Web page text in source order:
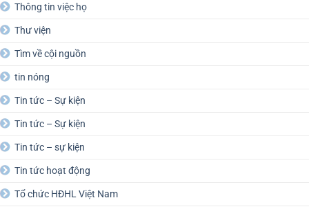
Thông tin việc họ
Thư viện
Tìm về cội nguồn
tin nóng
Tin tức – Sự kiện
Tin tức – Sự kiện
Tin tức – sự kiện
Tin tức hoạt động
Tổ chức HĐHL Việt Nam